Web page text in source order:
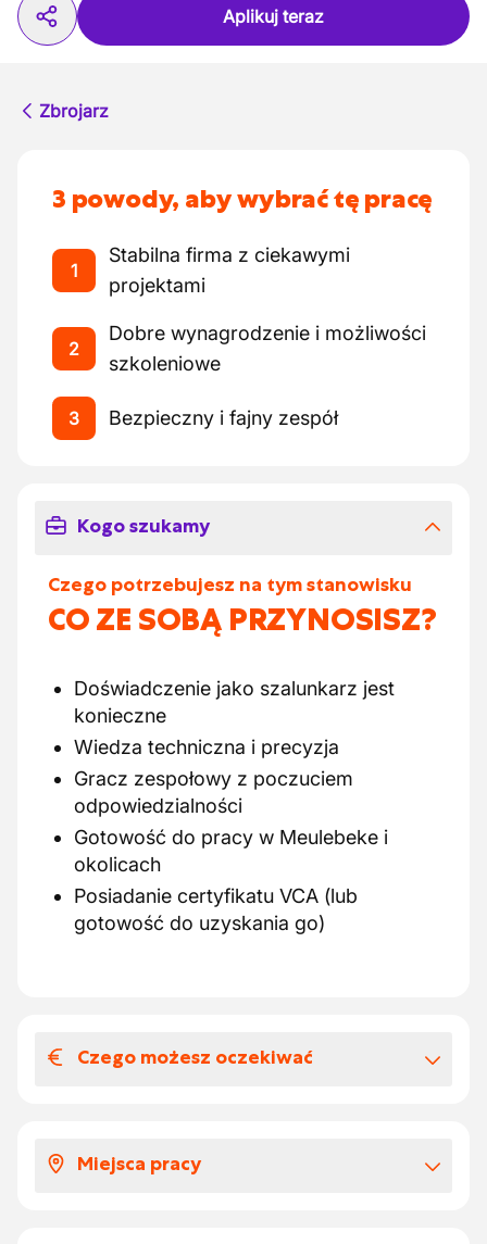
Aplikuj teraz
Zbrojarz
3 powody, aby wybrać tę pracę
1
Stabilna firma z ciekawymi
projektami
2
Dobre wynagrodzenie i możliwości
szkoleniowe
3 Bezpieczny i fajny zespół
Kogo szukamy
Czego potrzebujesz na tym stanowisku
CO ZE SOBĄ PRZYNOSISZ?
Doświadczenie jako szalunkarz jest
konieczne
Wiedza techniczna i precyzja
Gracz zespołowy z poczuciem
odpowiedzialności
Gotowość do pracy w Meulebeke i
okolicach
Posiadanie certyfikatu VCA (lub
gotowość do uzyskania go)
Czego możesz oczekiwać
Nasz partner oferuje atrakcyjną i
Miejsca pracy